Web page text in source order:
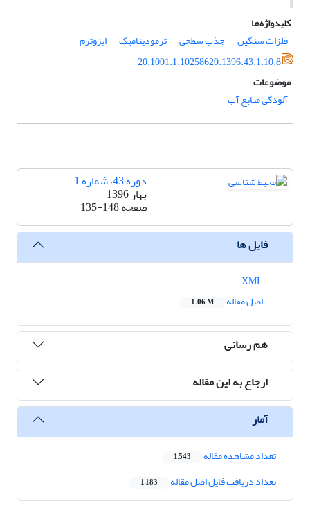
کلیدواژه‌ها
فلزات سنگین
جذب سطحی ترمودینامیک
ایزوترم
20.1001.1.10258620.1396.43.1.10.8
موضوعات
آلودگی منابع آب
دوره 43، شماره 1
بهار 1396
صفحه135-148
فایل ها
اصل مقاله
1.06 M
هم رسانی
ارجاع به این مقاله
آمار
تعداد مشاهده مقاله 1,543
تعداد دریافت فایل اصل مقاله 1,183